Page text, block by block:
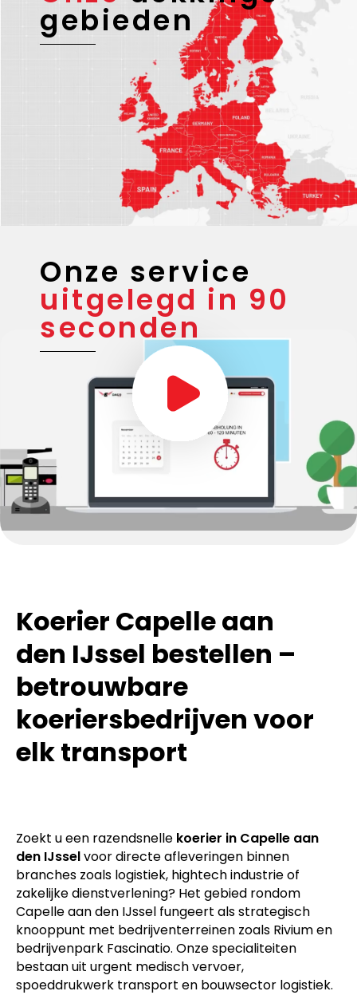
gebieden
Onze service
uitgelegd in 90
seconden
Koerier Capelle aan
den IJssel bestellen –
betrouwbare
koeriersbedrijven voor
elk transport
Zoekt u een razendsnelle koerier in Capelle aan
den IJsselvoor directe afleveringen binnen
branches zoals logistiek, hightech industrie of
zakelijke dienstverlening? Het gebied rondom
Capelle aan den IJssel fungeert als strategisch
knooppunt met bedrijventerreinen zoals Rivium en
bedrijvenpark Fascinatio. Onze specialiteiten
bestaan uit urgent medisch vervoer,
spoeddrukwerk transport en bouwsector logistiek.